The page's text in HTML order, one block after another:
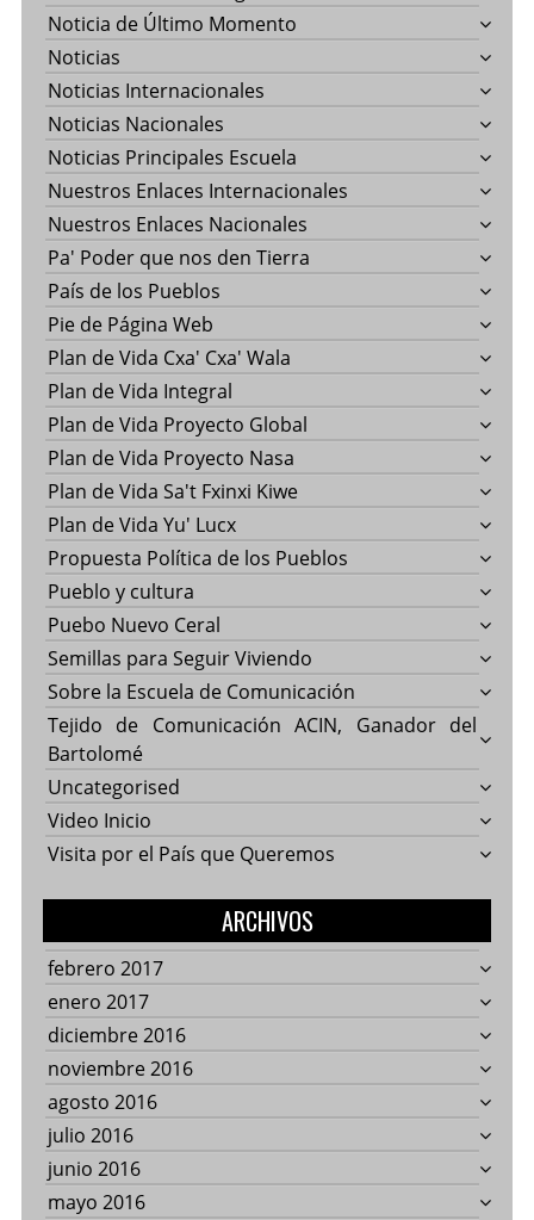
Noticia de Último Momento
Noticias
Noticias Internacionales
Noticias Nacionales
Noticias Principales Escuela
Nuestros Enlaces Internacionales
Nuestros Enlaces Nacionales
Pa' Poder que nos den Tierra
País de los Pueblos
Pie de Página Web
Plan de Vida Cxa' Cxa' Wala
Plan de Vida Integral
Plan de Vida Proyecto Global
Plan de Vida Proyecto Nasa
Plan de Vida Sa't Fxinxi Kiwe
Plan de Vida Yu' Lucx
Propuesta Política de los Pueblos
Pueblo y cultura
Puebo Nuevo Ceral
Semillas para Seguir Viviendo
Sobre la Escuela de Comunicación
Tejido de Comunicación ACIN, Ganador del
Bartolomé
Uncategorised
Video Inicio
Visita por el País que Queremos
ARCHIVOS
febrero 2017
enero 2017
diciembre 2016
noviembre 2016
agosto 2016
julio 2016
junio 2016
mayo 2016